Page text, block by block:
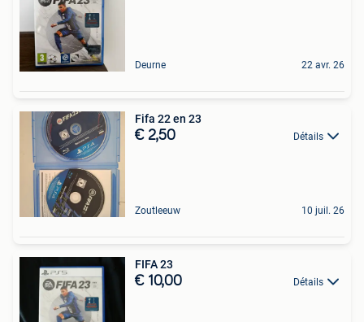
Deurne 22 avr. 26
Fifa 22 en 23
€ 2,50 Détails
Zoutleeuw 10 juil. 26
FIFA 23
€ 10,00 Détails